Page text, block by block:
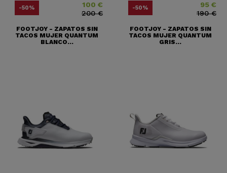
-50% Precio100 €
Precio base
200 €
FOOTJOY - ZAPATOS SIN
TACOS MUJER QUANTUM
BLANCO...
-50% Precio95 €
Precio base
190 €
FOOTJOY - ZAPATOS SIN
TACOS MUJER QUANTUM
GRIS...